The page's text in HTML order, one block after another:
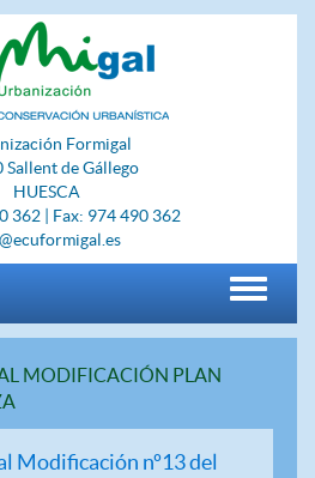
Formigal
Sallent de Gállego
HUESCA
362 | Fax: 974 490 362
MODIFICACIÓN PLAN
Modificación nº13 del